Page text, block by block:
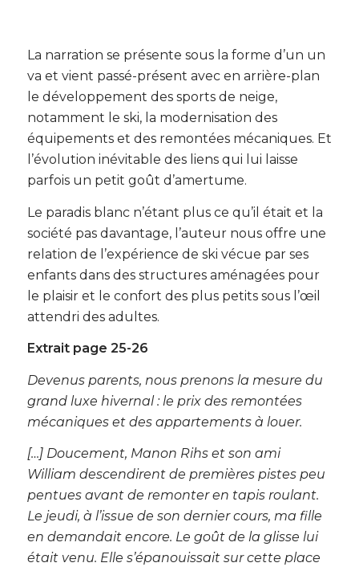
La narration se présente sous la forme d’un un
va et vient passé-présent avec en arrière-plan
le développement des sports de neige,
notamment le ski, la modernisation des
équipements et des remontées mécaniques. Et
l’évolution inévitable des liens qui lui laisse
parfois un petit goût d’amertume.
Le paradis blanc n’étant plus ce qu’il était et la
société pas davantage, l’auteur nous offre une
relation de l’expérience de ski vécue par ses
enfants dans des structures aménagées pour
le plaisir et le confort des plus petits sous l’œil
attendri des adultes.
Extrait page 25-26
Devenus parents, nous prenons la mesure du
grand luxe hivernal : le prix des remontées
mécaniques et des appartements à louer.
[…] Doucement, Manon Rihs et son ami
William descendirent de premières pistes peu
pentues avant de remonter en tapis roulant.
Le jeudi, à l’issue de son dernier cours, ma fille
en demandait encore. Le goût de la glisse lui
était venu. Elle s’épanouissait sur cette place